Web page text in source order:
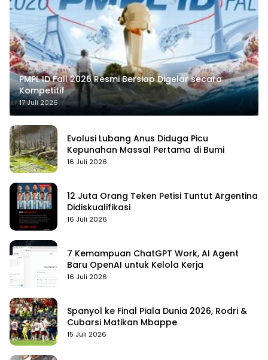
PMPL ID Fall 2026 Resmi Bersiap Digelar secara
Kompetitif
17 Juli 2026
Evolusi Lubang Anus Diduga Picu
Kepunahan Massal Pertama di Bumi
16 Juli 2026
12 Juta Orang Teken Petisi Tuntut Argentina
Didiskualifikasi
16 Juli 2026
7 Kemampuan ChatGPT Work, AI Agent
Baru OpenAI untuk Kelola Kerja
16 Juli 2026
Spanyol ke Final Piala Dunia 2026, Rodri &
Cubarsi Matikan Mbappe
15 Juli 2026